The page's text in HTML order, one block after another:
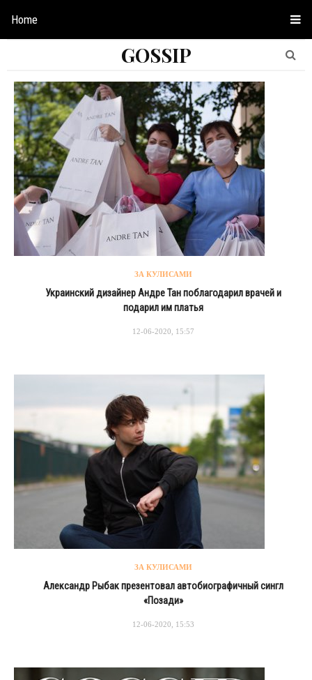
Home
GOSSIP
ЗА КУЛИСАМИ
Украинский дизайнер Андре Тан поблагодарил врачей и
подарил им платья
12-06-2020, 15:57
ЗА КУЛИСАМИ
Александр Рыбак презентовал автобиографичный сингл
«Позади»
12-06-2020, 15:53